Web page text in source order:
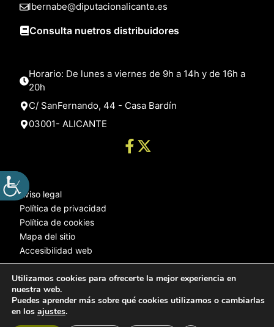
lbernabe@diputacionalicante.es
Consulta nuetros distribuidores
Horario: De lunes a viernes de 9h a 14h y de 16h a
20h
C/ SanFernando, 44 - Casa Bardín
03001- ALICANTE
Aviso legal
Política de privacidad
Política de cookies
Mapa del sitio
Accesibilidad web
© 2025 Web desarrollada por el Servicio de Informática de Diputación
Utilizamos cookies para ofrecerte la mejor experiencia en
nuestra web.
Puedes aprender más sobre qué cookies utilizamos o cambiarlas
en los ajustes.